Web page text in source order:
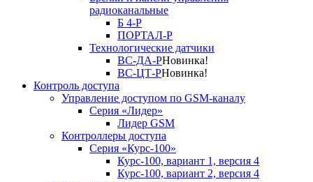
радиоканальные
Б 4-Р
ПОРТАЛ-Р
Технологические датчики
ВС-ДА-РНовинка!
ВС-ЦТ-РНовинка!
Контроль доступа
Управление доступом по GSM-каналу
Серия «Лидер»
Лидер GSM
Контроллеры доступа
Серия «Курс-100»
Курс-100, вариант 1, версия 4
Курс-100, вариант 2, версия 4